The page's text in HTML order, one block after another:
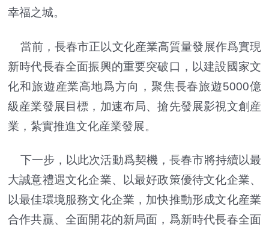
幸福之城。
當前，長春市正以文化産業高質量發展作爲實現
新時代長春全面振興的重要突破口，以建設國家文
化和旅遊産業高地爲方向，聚焦長春旅遊5000億
級産業發展目標，加速布局、搶先發展影視文創産
業，紮實推進文化産業發展。
下一步，以此次活動爲契機，長春市將持續以最
大誠意禮遇文化企業、以最好政策優待文化企業、
以最佳環境服務文化企業，加快推動形成文化産業
合作共贏、全面開花的新局面，爲新時代長春全面